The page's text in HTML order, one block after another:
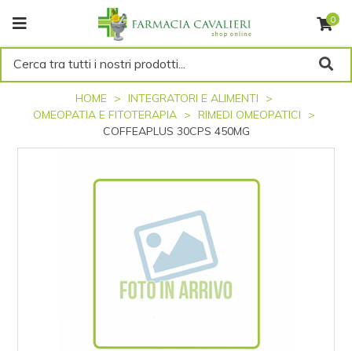
0
Cerca tra tutti i nostri prodotti...
HOME
INTEGRATORI E ALIMENTI
OMEOPATIA E FITOTERAPIA
RIMEDI OMEOPATICI
COFFEAPLUS 30CPS 450MG